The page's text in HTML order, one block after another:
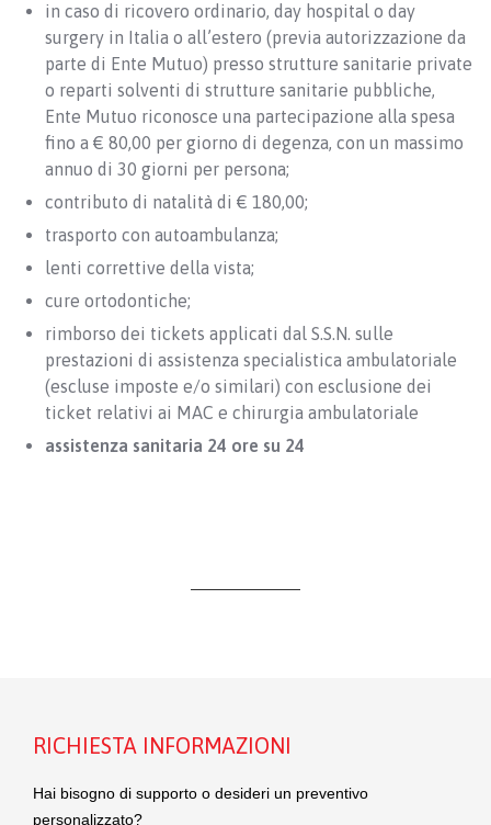
in caso di ricovero ordinario, day hospital o day
surgery in Italia o all’estero (previa autorizzazione da
parte di Ente Mutuo) presso strutture sanitarie private
o reparti solventi di strutture sanitarie pubbliche,
Ente Mutuo riconosce una partecipazione alla spesa
fino a € 80,00 per giorno di degenza, con un massimo
annuo di 30 giorni per persona;
contributo di natalità di € 180,00;
trasporto con autoambulanza;
lenti correttive della vista;
cure ortodontiche;
rimborso dei tickets applicati dal S.S.N. sulle
prestazioni di assistenza specialistica ambulatoriale
(escluse imposte e/o similari) con esclusione dei
ticket relativi ai MAC e chirurgia ambulatoriale
assistenza sanitaria 24 ore su 24
RICHIESTA INFORMAZIONI
Hai bisogno di supporto o desideri un preventivo
personalizzato?